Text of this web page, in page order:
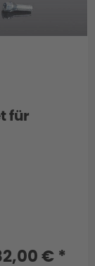
für
€ *